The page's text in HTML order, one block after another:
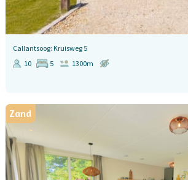
Callantsoog: Kruisweg 5
10 5
1300m
Zand